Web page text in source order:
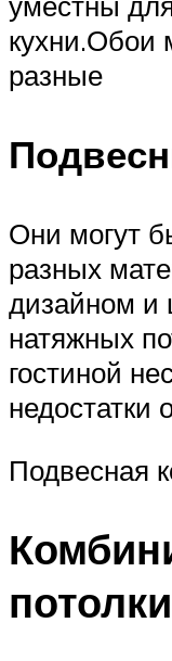
кухни.Обои
разные
Они могут
разных
дизайном
натяжных
гостиной
недостатки
Подвесная
потолки